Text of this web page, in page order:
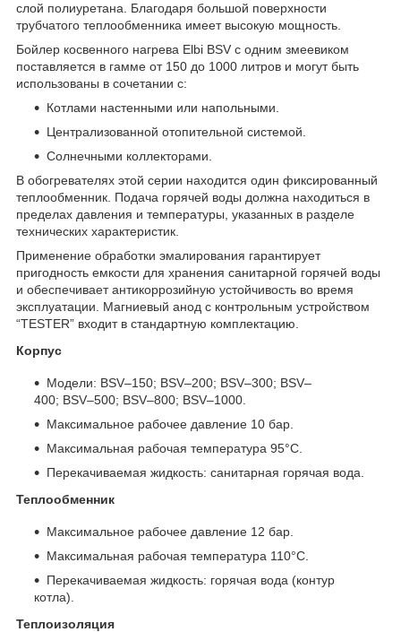
слой полиуретана. Благодаря большой поверхности
трубчатого теплообменника имеет высокую мощность.
Бойлер косвенного нагрева Elbi BSV с одним змеевиком
поставляется в гамме от 150 до 1000 литров и могут быть
использованы в сочетании с:
Котлами настенными или напольными.
Централизованной отопительной системой.
Солнечными коллекторами.
В обогревателях этой серии находится один фиксированный
теплообменник. Подача горячей воды должна находиться в
пределах давления и температуры, указанных в разделе
технических характеристик.
Применение обработки эмалирования гарантирует
пригодность емкости для хранения санитарной горячей воды
и обеспечивает антикоррозийную устойчивость во время
эксплуатации. Магниевый анод с контрольным устройством
“TESTER” входит в стандартную комплектацию.
Корпус
Модели: BSV–150; BSV–200; BSV–300; BSV–
400; BSV–500; BSV–800; BSV–1000.
Максимальное рабочее давление 10 бар.
Максимальная рабочая температура 95°С.
Перекачиваемая жидкость: санитарная горячая вода.
Теплообменник
Максимальное рабочее давление 12 бар.
Максимальная рабочая температура 110°С.
Перекачиваемая жидкость: горячая вода (контур
котла).
Теплоизоляция